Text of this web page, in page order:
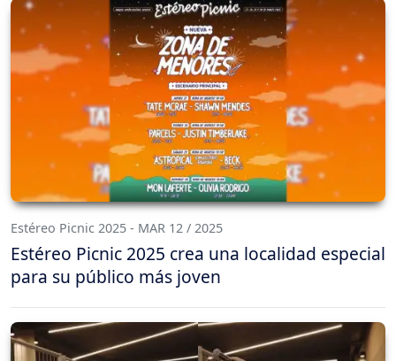
Estéreo Picnic 2025 - MAR 12 / 2025
Estéreo Picnic 2025 crea una localidad especial
para su público más joven